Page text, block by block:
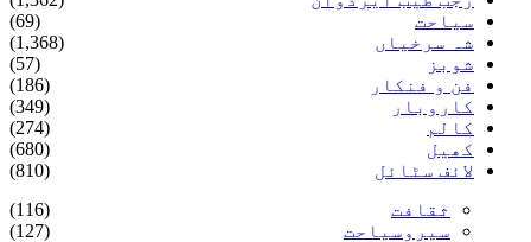
سیاحت
(69)
شہ سرخیاں
(1,368)
شوبز
(57)
فن و فنکار
(186)
کاروبار
(349)
کالم
(274)
کھیل
(680)
لائف سٹائل
(810)
ثقافت
(116)
سیروسیاحت
(127)